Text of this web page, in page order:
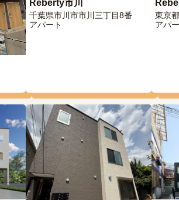
Reberty市川
千葉県市川市市川三丁目8番
アパート
東京
アパ